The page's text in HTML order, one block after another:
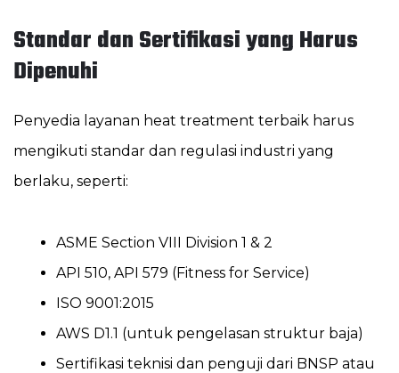
Standar dan Sertifikasi yang Harus
Dipenuhi
Penyedia layanan heat treatment terbaik harus
mengikuti standar dan regulasi industri yang
berlaku, seperti:
ASME Section VIII Division 1 & 2
API 510, API 579 (Fitness for Service)
ISO 9001:2015
AWS D1.1 (untuk pengelasan struktur baja)
Sertifikasi teknisi dan penguji dari BNSP atau